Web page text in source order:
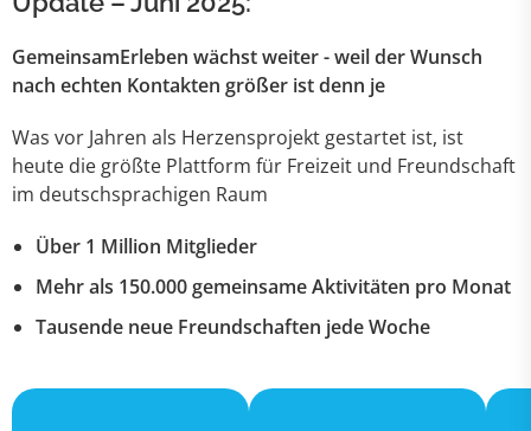
GemeinsamErleben wächst weiter - weil der Wunsch
nach echten Kontakten größer ist denn je
Was vor Jahren als Herzensprojekt gestartet ist, ist
heute die größte Plattform für Freizeit und Freundschaft
im deutschsprachigen Raum
Über 1 Million Mitglieder
Mehr als 150.000 gemeinsame Aktivitäten pro Monat
Tausende neue Freundschaften jede Woche